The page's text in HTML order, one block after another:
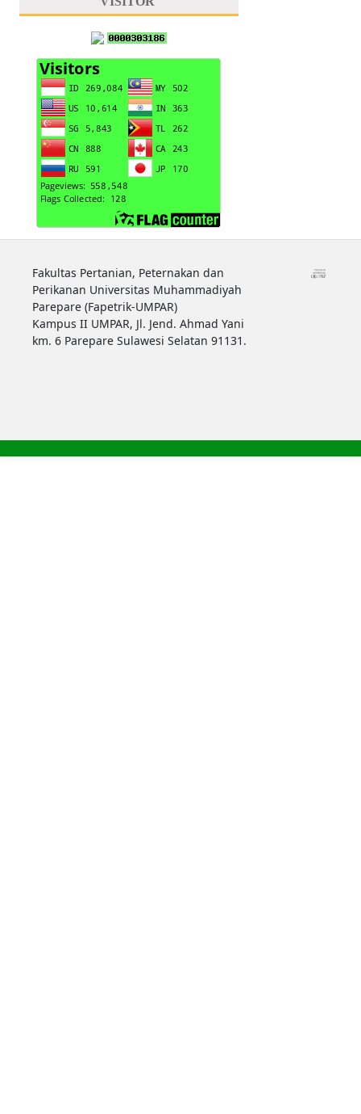
Fakultas Pertanian, Peternakan dan
Perikanan Universitas Muhammadiyah
Parepare (Fapetrik-UMPAR)
Kampus II UMPAR, Jl. Jend. Ahmad Yani
km. 6 Parepare Sulawesi Selatan 91131.